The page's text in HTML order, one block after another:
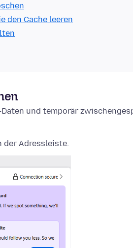
den Cache leeren
und temporär
der Adressleiste.